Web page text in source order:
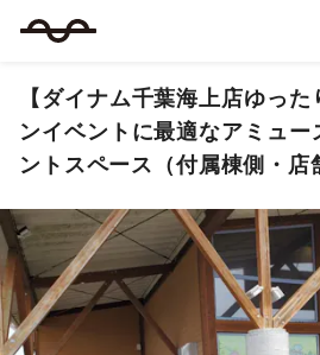
【ダイナム千葉海上店ゆっ
ンイベントに最適なアミュ
ントスペース（付属棟側・店